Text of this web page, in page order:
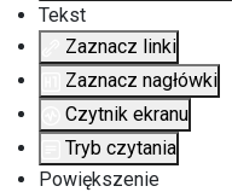
Tekst
Zaznacz linki
Zaznacz nagłówki
Czytnik ekranu
Tryb czytania
Powiększenie